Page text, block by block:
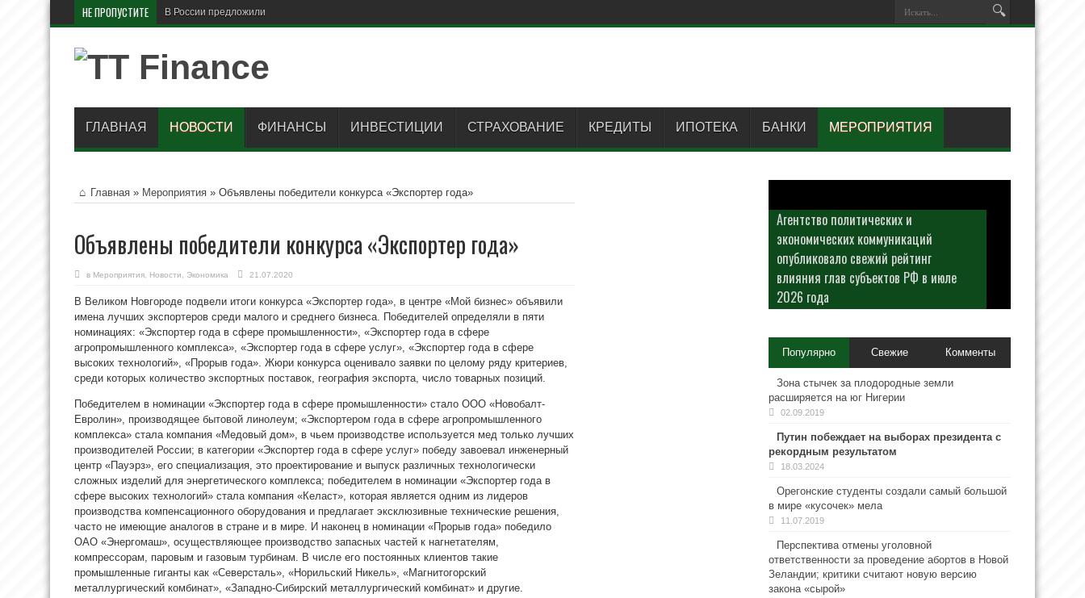
НЕ ПРОПУСТИТЕ В России предложили поднять МРОТ до
ГЛАВНАЯ НОВОСТИ ФИНАНСЫ ИНВЕСТИЦИИ СТРАХОВАНИЕ КРЕДИТЫ ИПОТЕКА БАНКИ МЕРОПРИЯТИЯ
Главная » Мероприятия » Объявлены победители конкурса «Экспортер года»
Объявлены победители конкурса «Экспортер года»
в Мероприятия Новости Экономика 21.07.2020
В Великом Новгороде подвели итоги конкурса «Экспортер года», в центре «Мой бизнес» объявили
имена лучших экспортеров среди малого и среднего бизнеса. Победителей определяли в пяти
номинациях: «Экспортер года в сфере промышленности», «Экспортер года в сфере
агропромышленного комплекса», «Экспортер года в сфере услуг», «Экспортер года в сфере
высоких технологий», «Прорыв года». Жюри конкурса оценивало заявки по целому ряду критериев,
среди которых количество экспортных поставок, география экспорта, число товарных позиций.
Победителем в номинации «Экспортер года в сфере промышленности» стало ООО «Новобалт-
Евролин», производящее бытовой линолеум; «Экспортером года в сфере агропромышленного
комплекса» стала компания «Медовый дом», в чьем производстве используется мед только лучших
производителей России; в категории «Экспортер года в сфере услуг» победу завоевал инженерный
центр «Пауэрз», его специализация, это проектирование и выпуск различных технологически
сложных изделий для энергетического комплекса; победителем в номинации «Экспортер года в
сфере высоких технологий» стала компания «Келаст», которая является одним из лидеров
производства компенсационного оборудования и предлагает эксклюзивные технические решения,
часто не имеющие аналогов в стране и в мире. И наконец в номинации «Прорыв года» победило
ОАО «Энергомаш», осуществляющее производство запасных частей к нагнетателям,
компрессорам, паровым и газовым турбинам. В числе его постоянных клиентов такие
промышленные гиганты как «Северсталь», «Норильский Никель», «Магнитогорский
металлургический комбинат», «Западно-Сибирский металлургический комбинат» и другие.
Агентство политических и
экономических коммуникаций
опубликовало свежий рейтинг
влияния глав субъектов РФ в июле
2026 года
Популярно Свежие Комменты
Зона стычек за плодородные земли
расширяется на юг Нигерии
02.09.2019
Путин побеждает на выборах президента с
рекордным результатом
18.03.2024
Орегонские студенты создали самый большой
в мире «кусочек» мела
11.07.2019
Перспектива отмены уголовной
ответственности за проведение абортов в Новой
Зеландии; критики считают новую версию
закона «сырой»